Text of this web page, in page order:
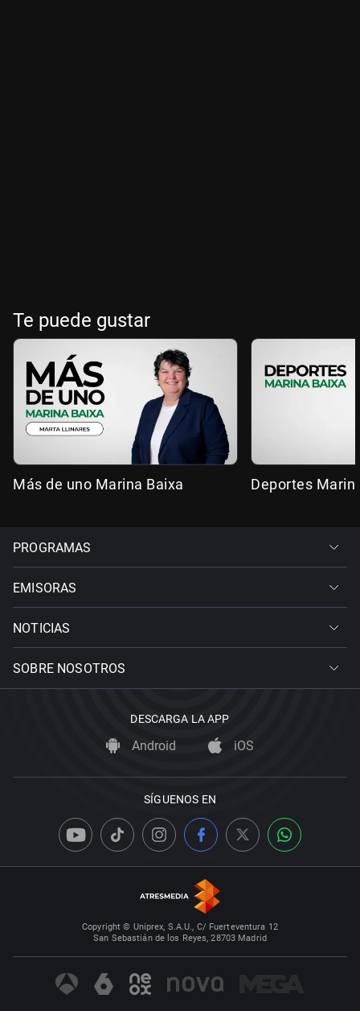
Te puede gustar
Más de uno Marina Baixa Deportes
PROGRAMAS
EMISORAS
NOTICIAS
SOBRE NOSOTROS
DESCARGA LA APP
Android iOS
SÍGUENOS EN
Copyright © Uniprex, S.A.U., C/ Fuerteventura 12
San Sebastián de los Reyes, 28703 Madrid